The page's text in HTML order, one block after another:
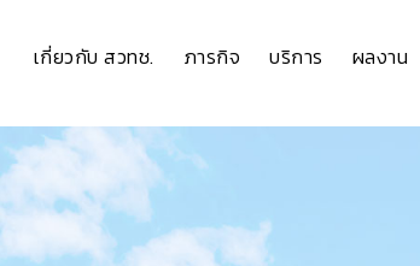
เกี่ยวกับ สวทช. ภารกิจ บริการ ผลงาน